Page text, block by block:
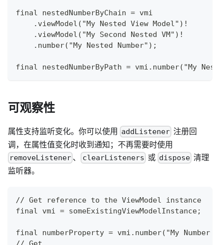
final nestedNumberByChain = vmi
    .viewModel("My Nested View Model")!
    .viewModel("My Second Nested VM")!
    .number("My Nested Number");
final nestedNumberByPath = vmi.number("My
可观察性
属性支持监听变化。你可以使用 addListener 注册回
调，在属性值变化时收到通知；不再需要时使用
removeListener 、 clearListeners 或 dispose 清理
监听器。
// Get reference to the ViewModel instance
final vmi = someExistingViewModelInstance;
final numberProperty = vmi.number("My